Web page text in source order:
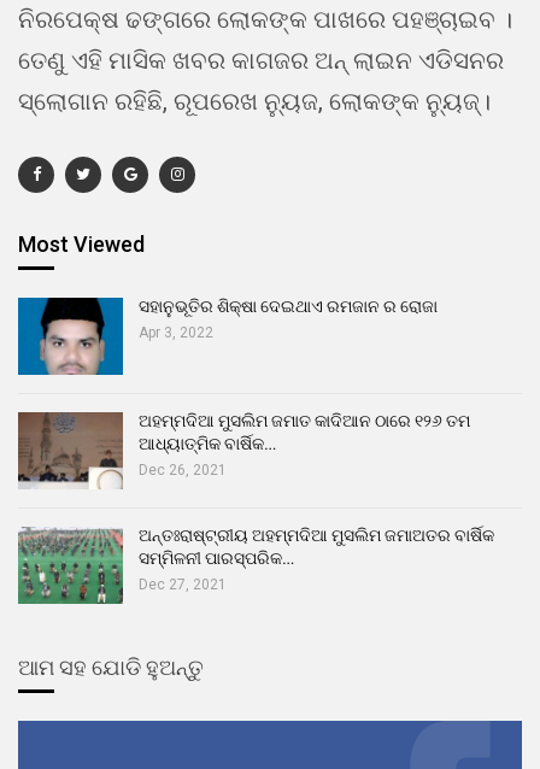
ନିରପେକ୍ଷ ଢଙ୍ଗରେ ଲୋକଙ୍କ ପାଖରେ ପହଞ୍ଚାଇବ ।
ତେଣୁ ଏହି ମାସିକ ଖବର କାଗଜର ଅନ୍ ଲାଇନ ଏଡିସନର
ସ୍ଲୋଗାନ ରହିଛି, ରୂପରେଖ ନ୍ୟୁଜ, ଲୋକଙ୍କ ନ୍ୟୁଜ୍।
Most Viewed
ସହାନୁଭୂତିର ଶିକ୍ଷା ଦେଇଥାଏ ରମଜାନ ର ରୋଜା
Apr 3, 2022
ଅହମ୍ମଦିଆ ମୁସଲିମ ଜମାତ କାଦିଆନ ଠାରେ ୧୨୬ ତମ
ଆଧ୍ୟାତ୍ମିକ ବାର୍ଷିକ…
Dec 26, 2021
ଅନ୍ତଃରାଷ୍ଟ୍ରୀୟ ଅହମ୍ମଦିଆ ମୁସଲିମ ଜମାଅତର ବାର୍ଷିକ
ସମ୍ମିଳନୀ ପାରସ୍ପରିକ…
Dec 27, 2021
ଆମ ସହ ଯୋଡି ହୁଅନ୍ତୁ